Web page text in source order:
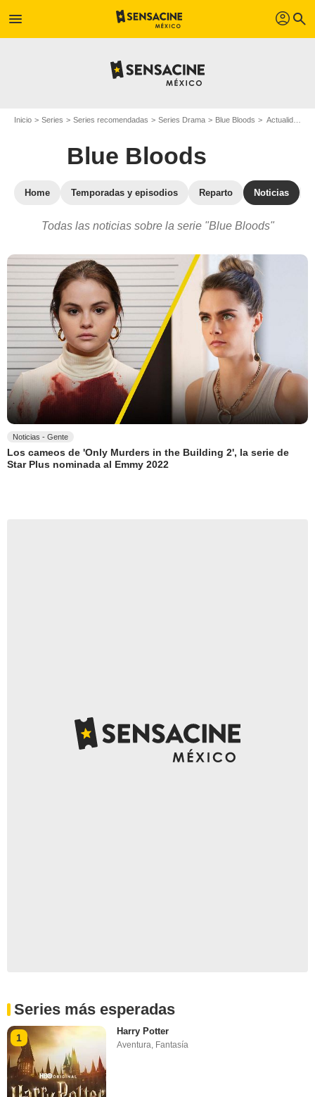
menu profil search
Inicio Series Series recomendadas Series Drama Blue Bloods Actualidad de la serie Blue Bloods
Blue Bloods
Home Temporadas y episodios Reparto Noticias
Todas las noticias sobre la serie "Blue Bloods"
Noticias - Gente
Los cameos de 'Only Murders in the Building 2', la serie de
Star Plus nominada al Emmy 2022
Series más esperadas
1
Harry Potter
Aventura, Fantasía